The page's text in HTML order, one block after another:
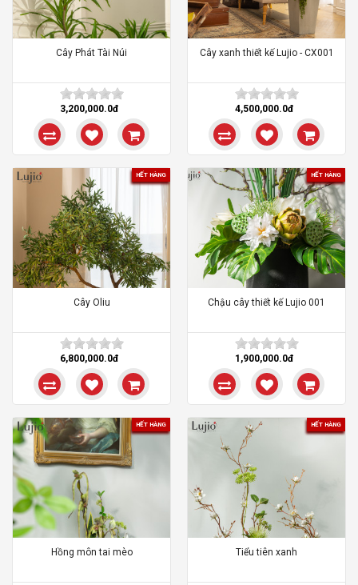
Cây Phát Tài Núi
3,200,000.0đ
Cây xanh thiết kế Lujio - CX001
4,500,000.0đ
HẾT HÀNG
Cây Oliu
6,800,000.0đ
HẾT HÀNG
Chậu cây thiết kế Lujio 001
1,900,000.0đ
HẾT HÀNG
Hồng môn tai mèo
HẾT HÀNG
Tiểu tiên xanh